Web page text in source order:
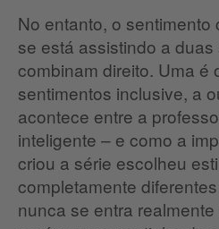
No entanto, o
se está assistindo a
combinam direito. Uma é
sentimentos inclusive, a
acontece entre a
inteligente – e como a
criou a série escolheu
completamente
nunca se entra